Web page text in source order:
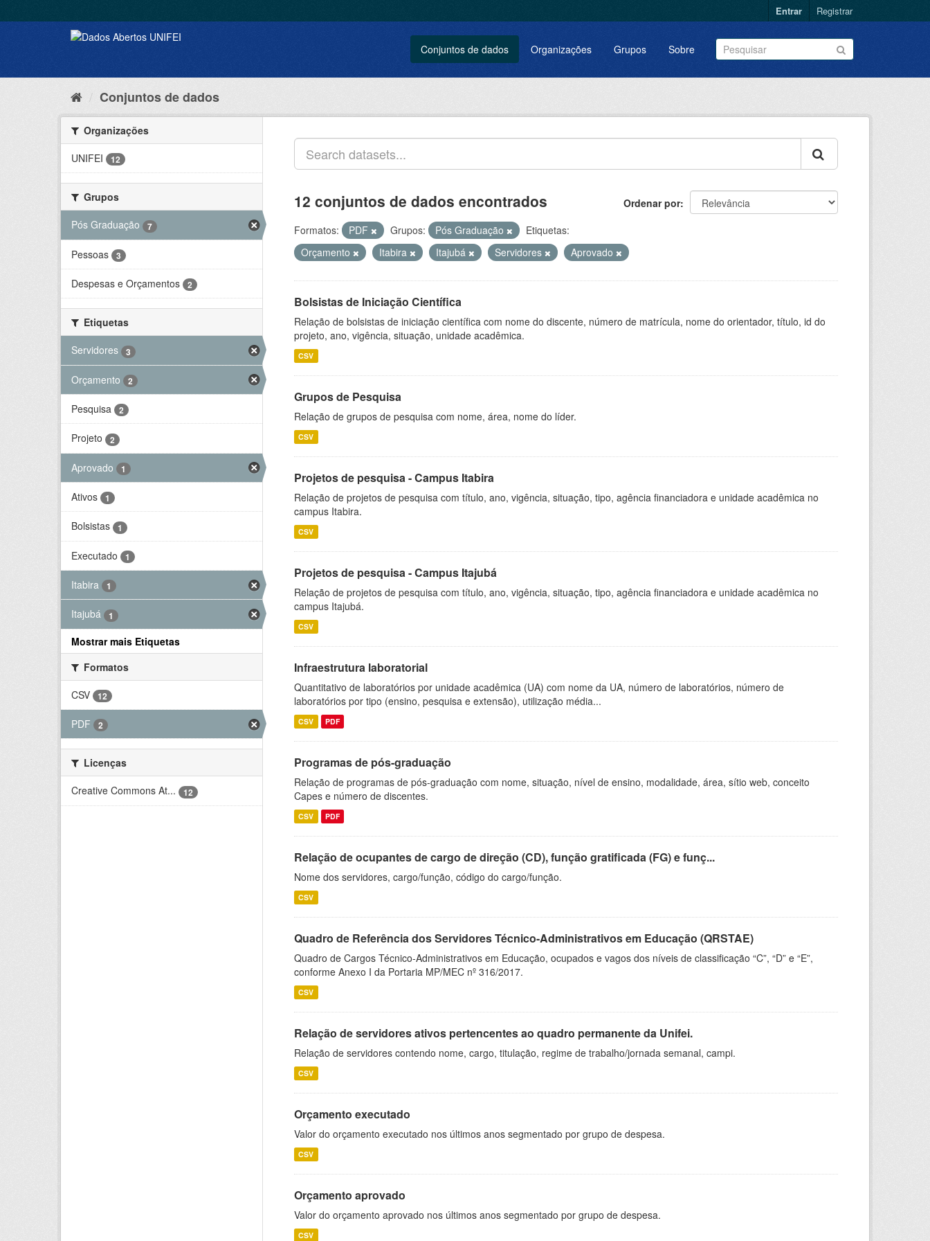
Entrar Registrar
Conjuntos de dados Organizações Grupos Sobre
Conjuntos de dados
Organizações
UNIFEI
12
Grupos
Pós Graduação
7
Pessoas 3
Despesas e Orçamentos 2
Etiquetas
Servidores
3
Orçamento 2
Pesquisa 2
Projeto 2
Aprovado 1
Ativos 1
Bolsistas 1
Executado 1
Itabira 1
Itajubá 1
Mostrar mais Etiquetas
Formatos
CSV
12
PDF 2
Licenças
Creative Commons At...
12
Ordenar por
12 conjuntos de dados encontrados
Formatos: PDF Grupos: Pós Graduação
Etiquetas:
Orçamento
Itabira Itajubá Servidores Aprovado
Bolsistas de Iniciação Científica
Relação de bolsistas de iniciação científica com nome do discente, número de matrícula, nome do orientador, título, id do
projeto, ano, vigência, situação, unidade acadêmica.
CSV
Grupos de Pesquisa
Relação de grupos de pesquisa com nome, área, nome do líder.
CSV
Projetos de pesquisa - Campus Itabira
Relação de projetos de pesquisa com título, ano, vigência, situação, tipo, agência financiadora e unidade acadêmica no
campus Itabira.
CSV
Projetos de pesquisa - Campus Itajubá
Relação de projetos de pesquisa com título, ano, vigência, situação, tipo, agência financiadora e unidade acadêmica no
campus Itajubá.
CSV
Infraestrutura laboratorial
Quantitativo de laboratórios por unidade acadêmica (UA) com nome da UA, número de laboratórios, número de
laboratórios por tipo (ensino, pesquisa e extensão), utilização média...
CSV PDF
Programas de pós-graduação
Relação de programas de pós-graduação com nome, situação, nível de ensino, modalidade, área, sítio web, conceito
Capes e número de discentes.
CSV PDF
Relação de ocupantes de cargo de direção (CD), função gratificada (FG) e funç...
Nome dos servidores, cargo/função, código do cargo/função.
CSV
Quadro de Referência dos Servidores Técnico-Administrativos em Educação (QRSTAE)
Quadro de Cargos Técnico-Administrativos em Educação, ocupados e vagos dos níveis de classificação “C”, “D” e “E”,
conforme Anexo I da Portaria MP/MEC nº 316/2017.
CSV
Relação de servidores ativos pertencentes ao quadro permanente da Unifei.
Relação de servidores contendo nome, cargo, titulação, regime de trabalho/jornada semanal, campi.
CSV
Orçamento executado
Valor do orçamento executado nos últimos anos segmentado por grupo de despesa.
CSV
Orçamento aprovado
Valor do orçamento aprovado nos últimos anos segmentado por grupo de despesa.
CSV